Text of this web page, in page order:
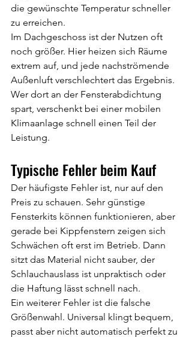
die gewünschte Temperatur schneller
zu erreichen.
Im Dachgeschoss ist der Nutzen oft
noch größer. Hier heizen sich Räume
extrem auf, und jede nachströmende
Außenluft verschlechtert das Ergebnis.
Wer dort an der Fensterabdichtung
spart, verschenkt bei einer mobilen
Klimaanlage schnell einen Teil der
Leistung.
Typische Fehler beim Kauf
Der häufigste Fehler ist, nur auf den
Preis zu schauen. Sehr günstige
Fensterkits können funktionieren, aber
gerade bei Kippfenstern zeigen sich
Schwächen oft erst im Betrieb. Dann
sitzt das Material nicht sauber, der
Schlauchauslass ist unpraktisch oder
die Haftung lässt schnell nach.
Ein weiterer Fehler ist die falsche
Größenwahl. Universal klingt bequem,
passt aber nicht automatisch perfekt zu